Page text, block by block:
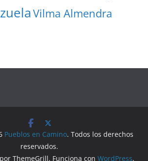
Vilma Almendra
Pueblos en Camino. Todos los derechos
reservados.
ThemeGrill. Funciona con WordPress.